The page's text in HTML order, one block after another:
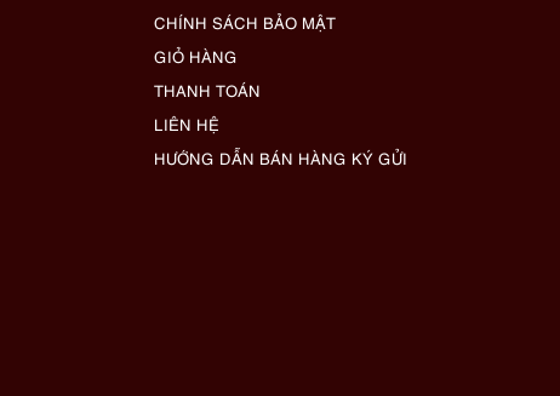
CHÍNH SÁCH BẢO MẬT
GIỎ HÀNG
THANH TOÁN
LIÊN HỆ
HƯỚNG DẪN BÁN HÀNG KÝ GỬI